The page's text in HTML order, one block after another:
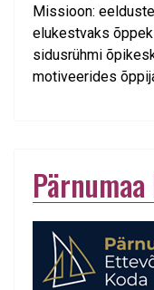
Missioon:
elukestvaks
sidusrühmi
motiveerides